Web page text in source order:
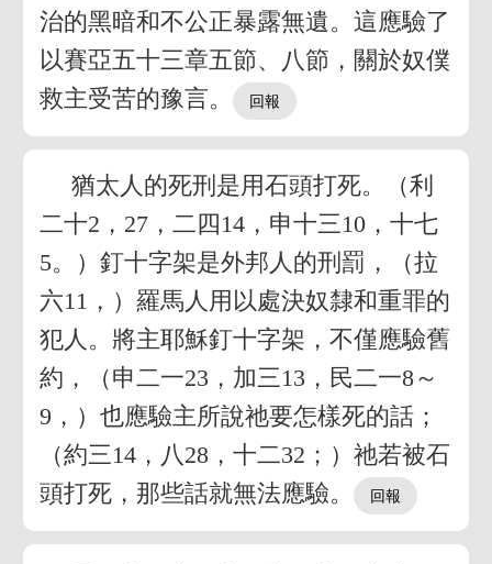
治的黑暗和不公正暴露無遺。這應驗了
以賽亞五十三章五節、八節，關於奴僕
救主受苦的豫言。
猶太人的死刑是用石頭打死。（利
二十2，27，二四14，申十三10，十七
5。）釘十字架是外邦人的刑罰，（拉
六11，）羅馬人用以處決奴隸和重罪的
犯人。將主耶穌釘十字架，不僅應驗舊
約，（申二一23，加三13，民二一8～
9，）也應驗主所說祂要怎樣死的話；
（約三14，八28，十二32；）祂若被石
頭打死，那些話就無法應驗。